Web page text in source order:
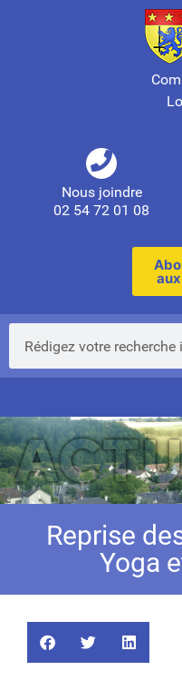
Nous joindre
02 54 72 01 08
Reprise
Yoga